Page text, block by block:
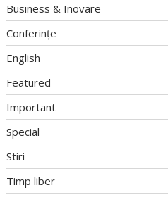
Business & Inovare
Conferințe
English
Featured
Important
Special
Stiri
Timp liber